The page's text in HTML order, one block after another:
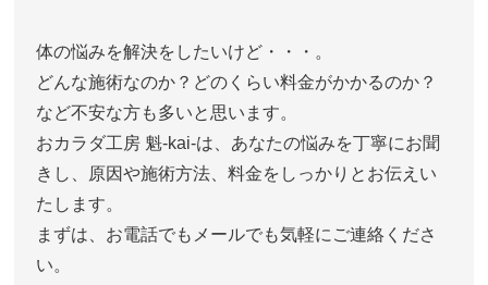
体の悩みを解決をしたいけど・・・。
どんな施術なのか？どのくらい料金がかかるのか？
など不安な方も多いと思います。
おカラダ工房 魁-kai-は、あなたの悩みを丁寧にお聞
きし、原因や施術方法、料金をしっかりとお伝えい
たします。
まずは、お電話でもメールでも気軽にご連絡くださ
い。